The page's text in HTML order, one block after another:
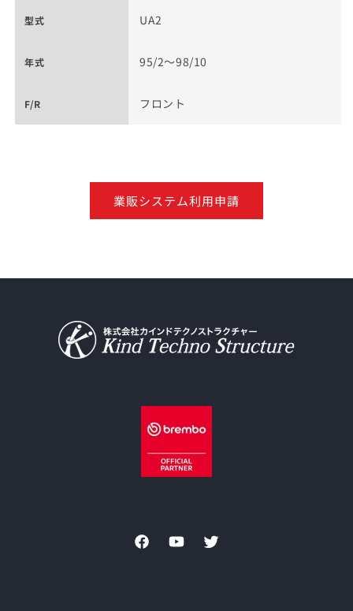
型式 UA2
年式 95/2～98/10
F/R フロント
業販システム利用申請
FacebookYouTubeTwitter